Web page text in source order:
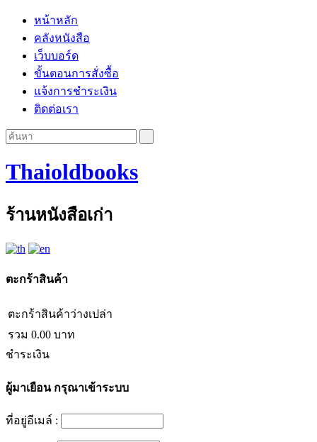
หน้าหลัก
คลังหนังสือ
เว็บบอร์ด
ขั้นตอนการสั่งซื้อ
แจ้งการชำระเงิน
ติดต่อเรา
Thaioldbooks
ร้านหนังสือเก่า
ตะกร้าสินค้า
ตะกร้าสินค้าว่างเปล่า
รวม 0.00 บาท
ชำระเงิน
ผู้มาเยือนกรุณาเข้าระบบ
ที่อยู่อีเมล์ :